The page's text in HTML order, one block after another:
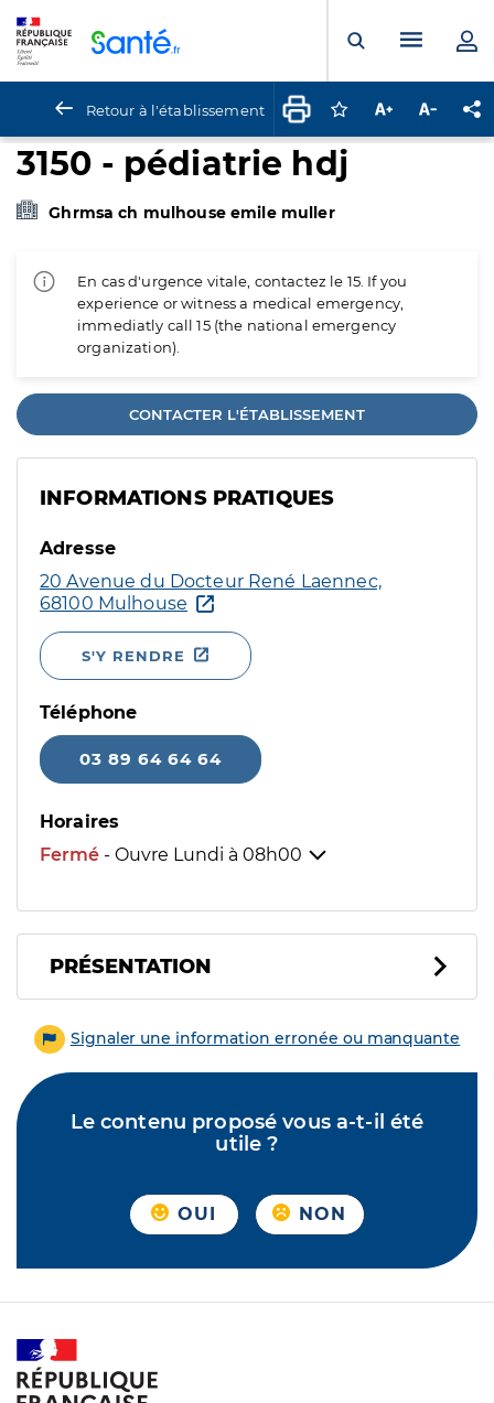
Ouvrir laMenu
Retour à l'établissement Connectez-vous
Augmenter la
3150 - pédiatrie hdj
Ghrmsa ch mulhouse emile muller
En cas d'urgence vitale, contactez le 15. If you
experience or witness a medical emergency,
immediatly call 15 (the national emergency
organization).
CONTACTER L'ÉTABLISSEMENT
INFORMATIONS PRATIQUES
Adresse
20 Avenue du Docteur René Laennec,
68100 Mulhouse
S'Y RENDRE
Téléphone
03 89 64 64 64
Horaires
Fermé - Ouvre Lundi à 08h00
PRÉSENTATION
Signaler une information erronée ou manquante
Le contenu proposé vous a-t-il été
utile ?
OUI NON